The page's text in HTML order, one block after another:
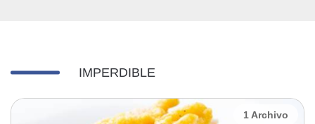
IMPERDIBLE
1 Archivo